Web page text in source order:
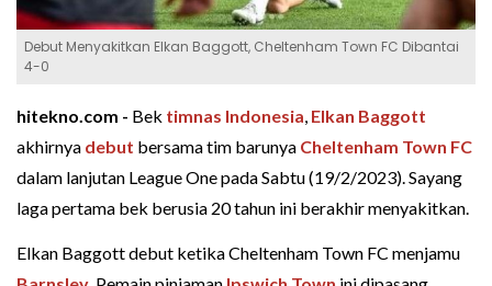
Debut Menyakitkan Elkan Baggott, Cheltenham Town FC Dibantai
4-0
hitekno.com - Bek timnas Indonesia, Elkan Baggott
akhirnya debut bersama tim barunya Cheltenham Town FC
dalam lanjutan League One pada Sabtu (19/2/2023). Sayang
laga pertama bek berusia 20 tahun ini berakhir menyakitkan.
Elkan Baggott debut ketika Cheltenham Town FC menjamu